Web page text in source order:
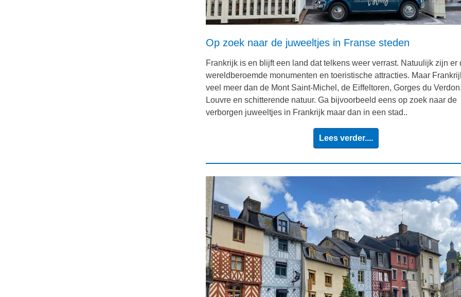
Op zoek naar de juweeltjes in Franse steden
Frankrijk is en blijft een land dat telkens weer verrast. Natuulijk zijn er
wereldberoemde monumenten en toeristische attracties. Maar
veel meer dan de Mont Saint-Michel, de Eiffeltoren, Gorges du
Louvre en schitterende natuur. Ga bijvoorbeeld eens op zoek naar de
verborgen juweeltjes in Frankrijk maar dan in een stad..
Lees verder....